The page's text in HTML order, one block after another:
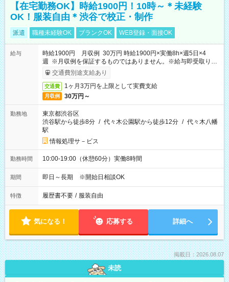
【在宅勤務OK】時給1900円！10時～＊未経験
OK！服装自由＊渋谷で校正・制作
派遣 職種未経験OK ブランクOK WEB登録・面接OK
給与
時給1900円 月収例 30万円 時給1900円×実働8h×週5日×4
週 ※月収例を保証するものではありません。※給与即受取りサ
ービス利用可（利用条件有）
交通費別途支給あり
交通費 1ヶ月3万円を上限として実費支給
月収例 30万円～
勤務地
東京都渋谷区
渋谷駅から徒歩8分 / 代々木公園駅から徒歩12分 / 代々木八幡
駅
情報処理サ－ビス
勤務時間 10:00-19:00（休憩60分）実働8時間
期間 即日～長期 ※開始日相談OK
特徴 履歴書不要 / 服装自由
気になる！ 応募する 詳細へ
掲載日：2026.08.07
未読